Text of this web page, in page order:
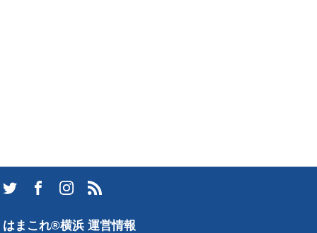
はまこれ®横浜 運営情報